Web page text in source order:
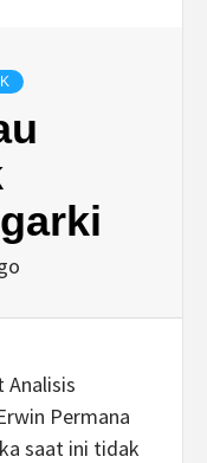
Analisis
Permana
saat ini tidak